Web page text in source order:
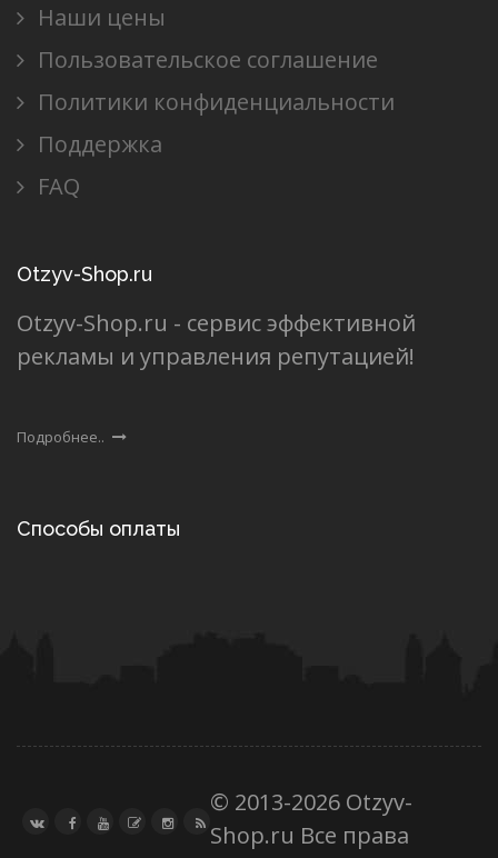
Наши цены
Пользовательское соглашение
Политики конфиденциальности
Поддержка
FAQ
Otzyv-Shop.ru
Otzyv-Shop.ru - сервис эффективной
рекламы и управления репутацией!
Подробнее..
Способы оплаты
© 2013-2026 Otzyv-
Shop.ru Все права